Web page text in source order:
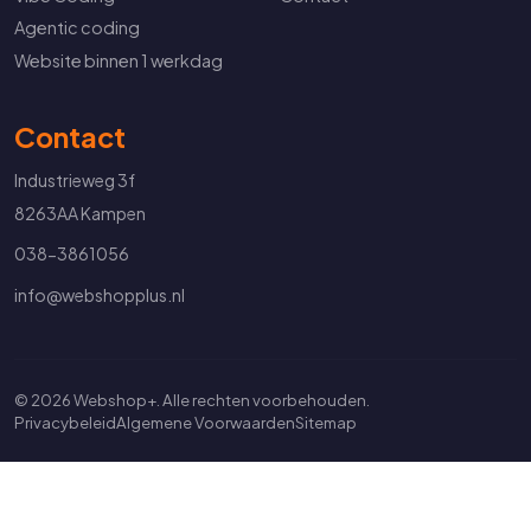
Agentic coding
Website binnen 1 werkdag
Contact
Industrieweg 3f
8263AA Kampen
038-3861056
info@webshopplus.nl
© 2026 Webshop+. Alle rechten voorbehouden.
PrivacybeleidAlgemene VoorwaardenSitemap